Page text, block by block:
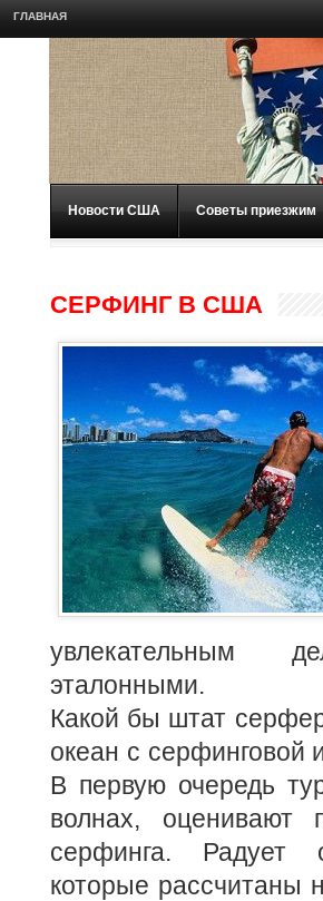
ГЛАВНАЯ
Новости США Советы приезжим
СЕРФИНГ В США
увлекательным
эталонными.
Какой бы штат
океан с серфинговой
В первую очередь
волнах, оценивают
серфинга. Радует
которые рассчитаны